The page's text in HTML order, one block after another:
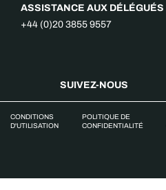
ASSISTANCE AUX DÉLÉGUÉS
+44 (0)20 3855 9557
SUIVEZ-NOUS
CONDITIONS
D'UTILISATION
POLITIQUE DE
CONFIDENTIALITÉ